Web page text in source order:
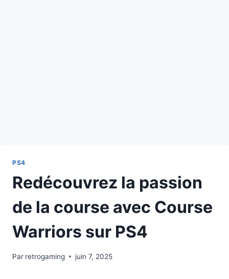
PS4
Redécouvrez la passion
de la course avec Course
Warriors sur PS4
Par retrogaming juin 7, 2025